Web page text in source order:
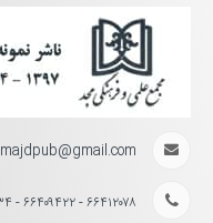
majdpub@gmail.com
۶۶۴۱۲۰۷۸ - ۶۶۴۰۹۴۲۲ - ۶۶۴۹۵۰۳۴